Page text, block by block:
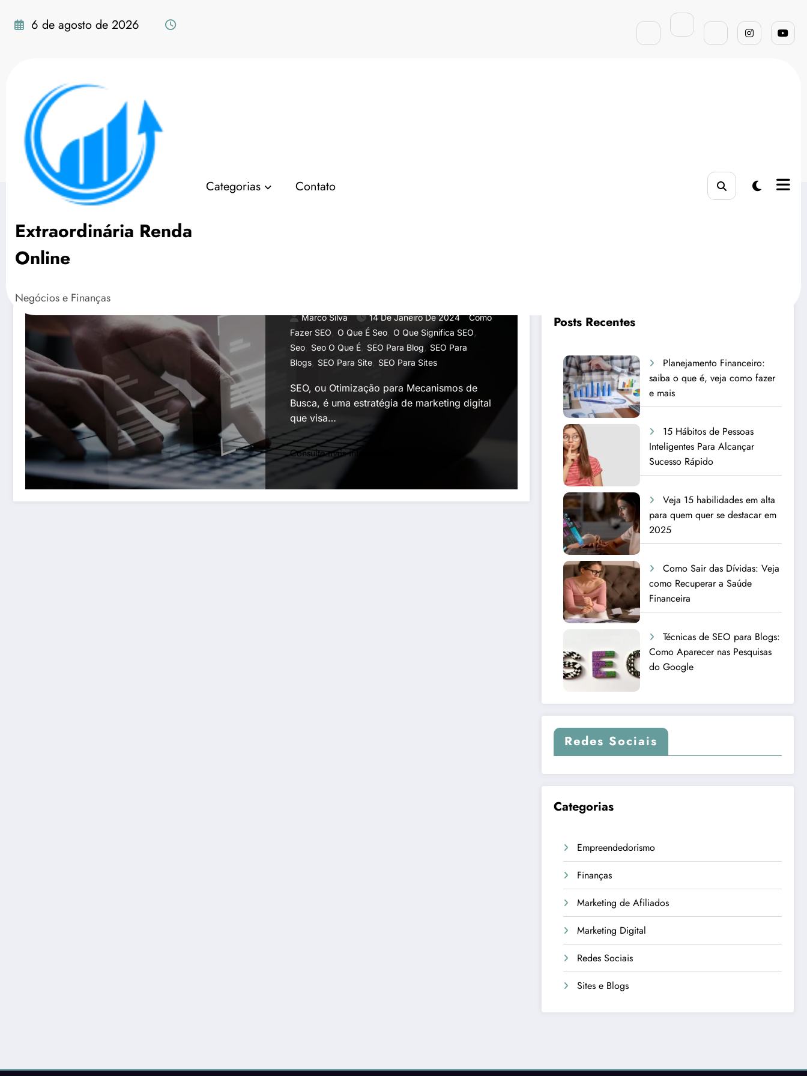
para
6 de agosto de 2026
Extraordinária Renda
Online
Negócios e Finanças
Categorias Contato
Tag: O que significa SEO
Marco Silva 14 De Janeiro De 2024
Como
Fazer SEO, O Que É Seo, O Que Significa SEO,
Seo, Seo O Que É, SEO Para Blog, SEO Para
Blogs, SEO Para Site, SEO Para Sites
SEO, ou Otimização para Mecanismos de
Busca, é uma estratégia de marketing digital
que visa…
Consulte mais informação
Posts Recentes
Planejamento Financeiro:
saiba o que é, veja como fazer
e mais
15 Hábitos de Pessoas
Inteligentes Para Alcançar
Sucesso Rápido
Veja 15 habilidades em alta
para quem quer se destacar em
2025
Como Sair das Dívidas: Veja
como Recuperar a Saúde
Financeira
Técnicas de SEO para Blogs:
Como Aparecer nas Pesquisas
do Google
Redes Sociais
Categorias
Empreendedorismo
Finanças
Marketing de Afiliados
Marketing Digital
Redes Sociais
Sites e Blogs